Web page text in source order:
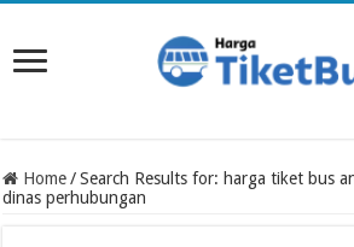
Home / Search Results for: harga tiket bus
dinas perhubungan